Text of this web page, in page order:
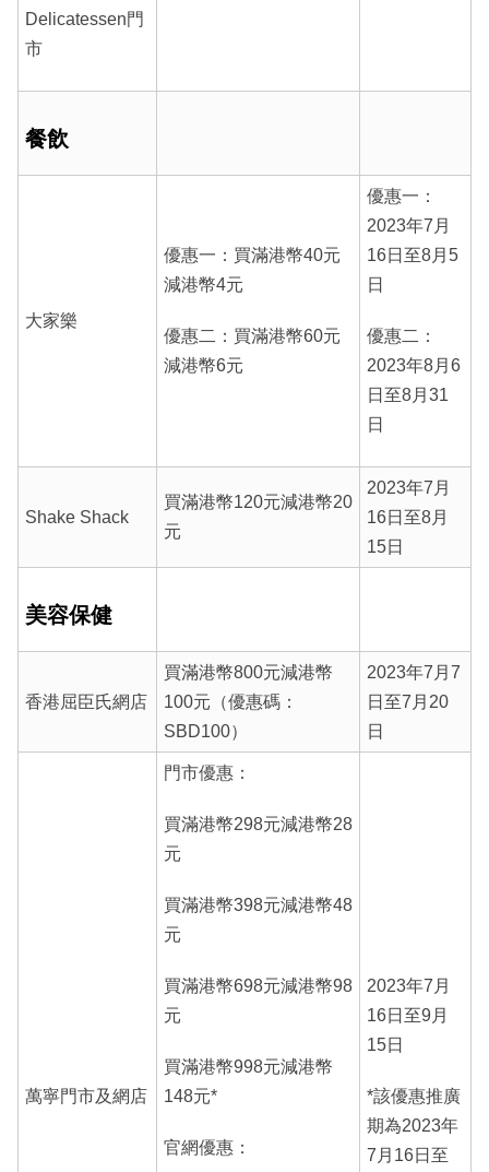
Delicatessen門
市
餐飲
大家樂
優惠一：買滿港幣40元
減港幣4元
優惠二：買滿港幣60元
減港幣6元
優惠一：
2023年7月
16日至8月5
日
優惠二：
2023年8月6
日至8月31
日
Shake Shack
買滿港幣120元減港幣20
元
2023年7月
16日至8月
15日
美容保健
香港屈臣氏網店
買滿港幣800元減港幣
100元（優惠碼：
SBD100）
2023年7月7
日至7月20
日
萬寧門市及網店
門市優惠：
買滿港幣298元減港幣28
元
買滿港幣398元減港幣48
元
買滿港幣698元減港幣98
元
買滿港幣998元減港幣
148元*
官網優惠：
2023年7月
16日至9月
15日
*該優惠推廣
期為2023年
7月16日至